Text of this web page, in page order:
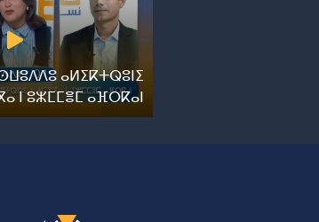
ⴰⵍⵉⴽⵜⵕⵓⵏⵉ
ⵏ ⵓⵣⵎⵎⴻⵎ ⴰⴼⵔⴽⴰⵏ